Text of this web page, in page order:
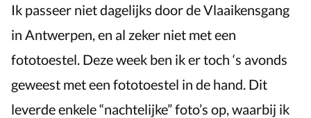
Ik passeer niet dagelijks door de Vlaaikensgang
in Antwerpen, en al zeker niet met een
fototoestel. Deze week ben ik er toch ‘s avonds
geweest met een fototoestel in de hand. Dit
leverde enkele “nachtelijke” foto’s op, waarbij ik